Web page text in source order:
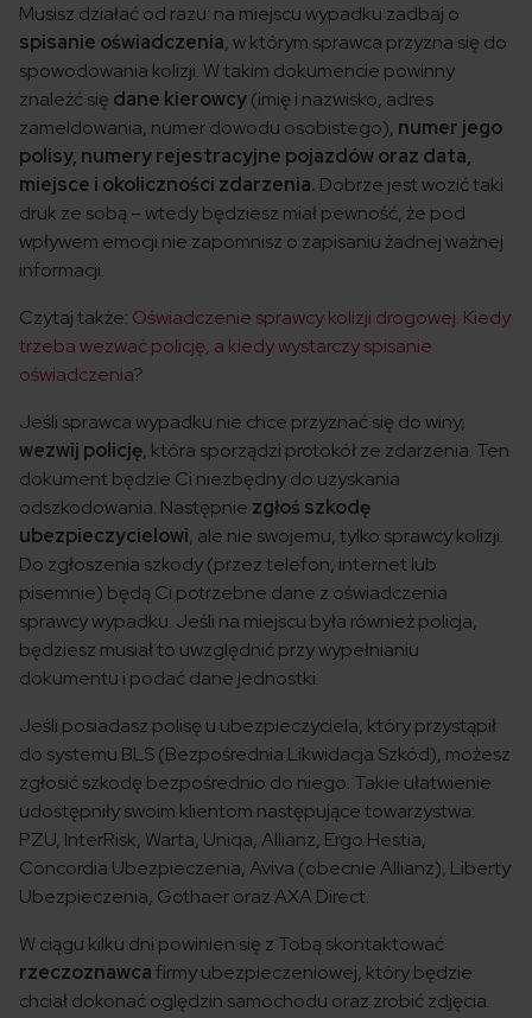
Musisz działać od razu: na miejscu wypadku zadbaj o
spisanie oświadczenia, w którym sprawca przyzna się do
spowodowania kolizji. W takim dokumencie powinny
znaleźć się dane kierowcy(imię i nazwisko, adres
zameldowania, numer dowodu osobistego), numer jego
polisy, numery rejestracyjne pojazdów oraz data,
miejsce i okoliczności zdarzenia. Dobrze jest wozić taki
druk ze sobą – wtedy będziesz miał pewność, że pod
wpływem emocji nie zapomnisz o zapisaniu żadnej ważnej
informacji.
Czytaj także: Oświadczenie sprawcy kolizji drogowej. Kiedy
trzeba wezwać policję, a kiedy wystarczy spisanie
oświadczenia?
Jeśli sprawca wypadku nie chce przyznać się do winy,
wezwij policję, która sporządzi protokół ze zdarzenia. Ten
dokument będzie Ci niezbędny do uzyskania
odszkodowania. Następnie zgłoś szkodę
ubezpieczycielowi, ale nie swojemu, tylko sprawcy kolizji.
Do zgłoszenia szkody (przez telefon, internet lub
pisemnie) będą Ci potrzebne dane z oświadczenia
sprawcy wypadku. Jeśli na miejscu była również policja,
będziesz musiał to uwzględnić przy wypełnianiu
dokumentu i podać dane jednostki.
Jeśli posiadasz polisę u ubezpieczyciela, który przystąpił
do systemu BLS (Bezpośrednia Likwidacja Szkód), możesz
zgłosić szkodę bezpośrednio do niego. Takie ułatwienie
udostępniły swoim klientom następujące towarzystwa:
PZU, InterRisk, Warta, Uniqa, Allianz, Ergo Hestia,
Concordia Ubezpieczenia, Aviva (obecnie Allianz), Liberty
Ubezpieczenia, Gothaer oraz AXA Direct.
W ciągu kilku dni powinien się z Tobą skontaktować
rzeczoznawcafirmy ubezpieczeniowej, który będzie
chciał dokonać oględzin samochodu oraz zrobić zdjęcia.